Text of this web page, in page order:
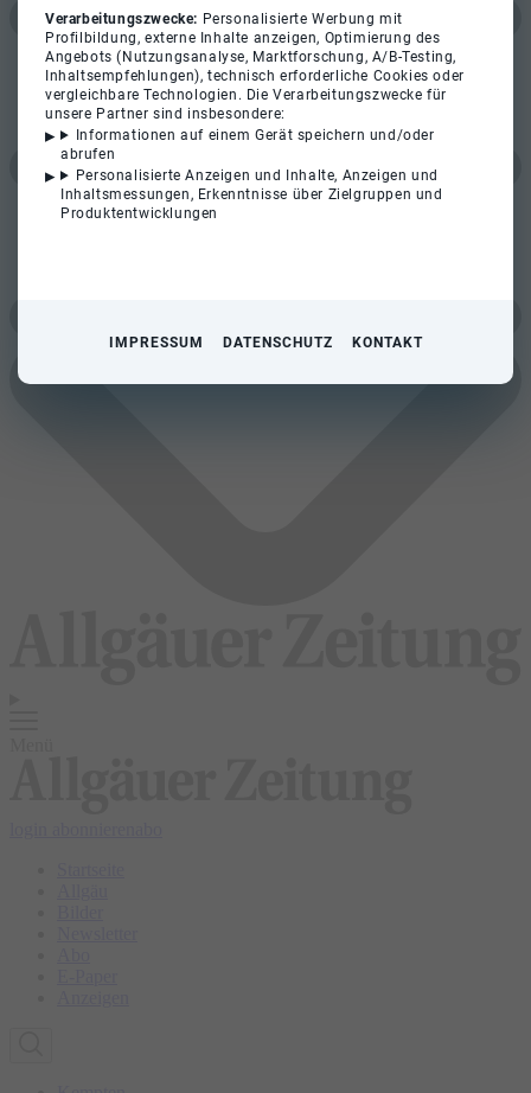
Verarbeitungszwecke: Personalisierte Werbung mit
Profilbildung, externe Inhalte anzeigen, Optimierung des
Angebots (Nutzungsanalyse, Marktforschung, A/B-Testing,
Inhaltsempfehlungen), technisch erforderliche Cookies oder
vergleichbare Technologien. Die Verarbeitungszwecke für
unsere Partner sind insbesondere:
Informationen auf einem Gerät speichern und/oder
abrufen
Personalisierte Anzeigen und Inhalte, Anzeigen und
Inhaltsmessungen, Erkenntnisse über Zielgruppen und
Produktentwicklungen
IMPRESSUM DATENSCHUTZ KONTAKT